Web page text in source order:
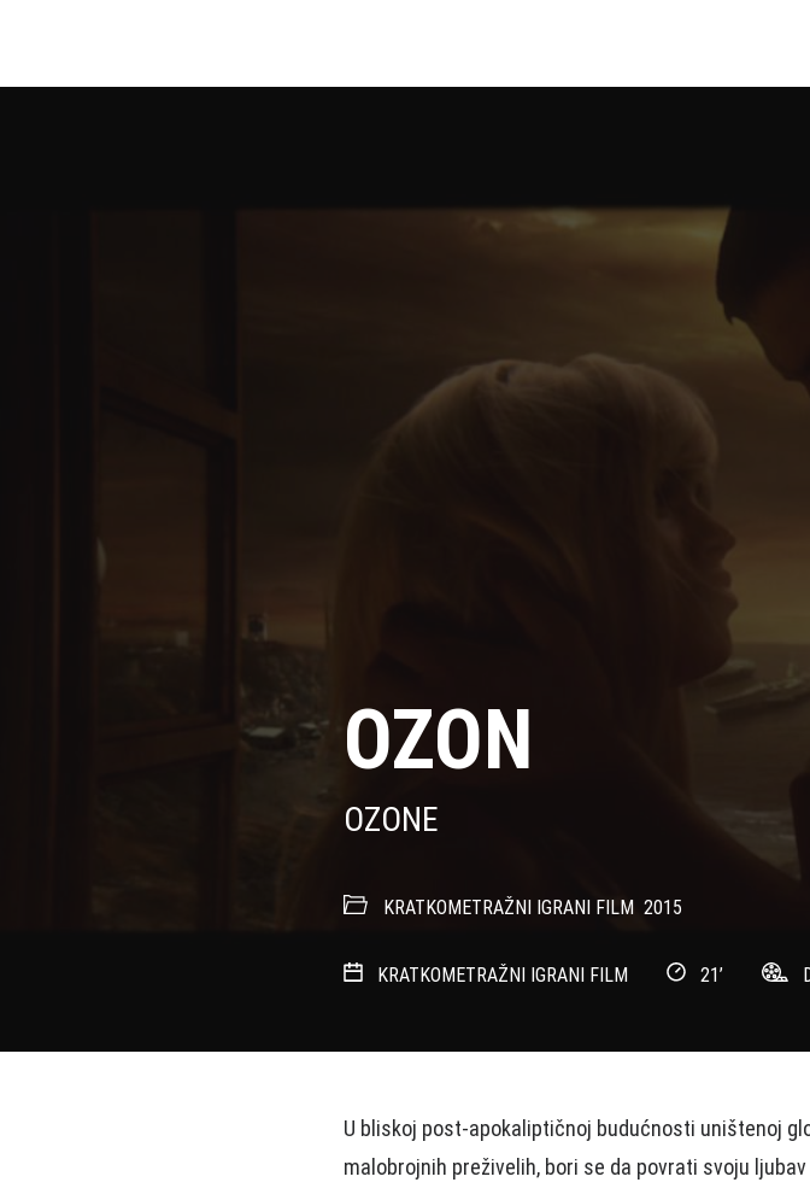
OZON
OZONE
KRATKOMETRAŽNI IGRANI FILM 2015
KRATKOMETRAŽNI IGRANI FILM 21’
U bliskoj post-apokaliptičnoj budućnosti uništenoj
malobrojnih preživelih, bori se da povrati svoju